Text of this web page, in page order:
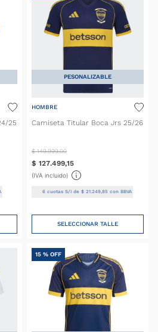
25
PESONALIZABLE
HOMBRE
Camiseta Titular Boca Jrs 25/26
$ 149.999,00
$ 127.499,15
(IVA incluido)
6cuotas S/I de $ 21. 249, 85con BBVA
SELECCIONAR TALLE
15 % OFF